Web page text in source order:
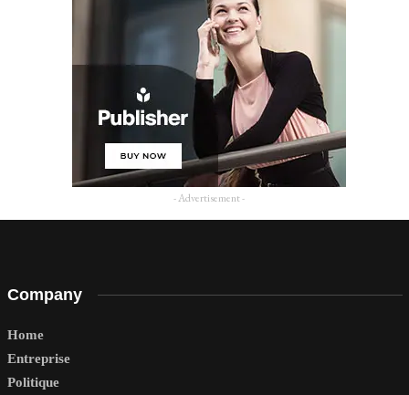
- Advertisement -
Company
Home
Entreprise
Politique